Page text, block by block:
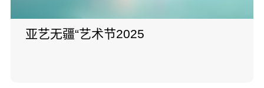
亚艺无疆“艺术节2025